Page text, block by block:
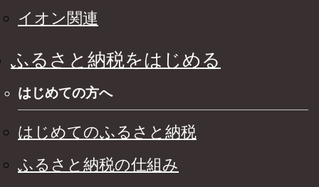
イオン関連
ふるさと納税をはじめる
はじめての方へ
はじめてのふるさと納税
ふるさと納税の仕組み